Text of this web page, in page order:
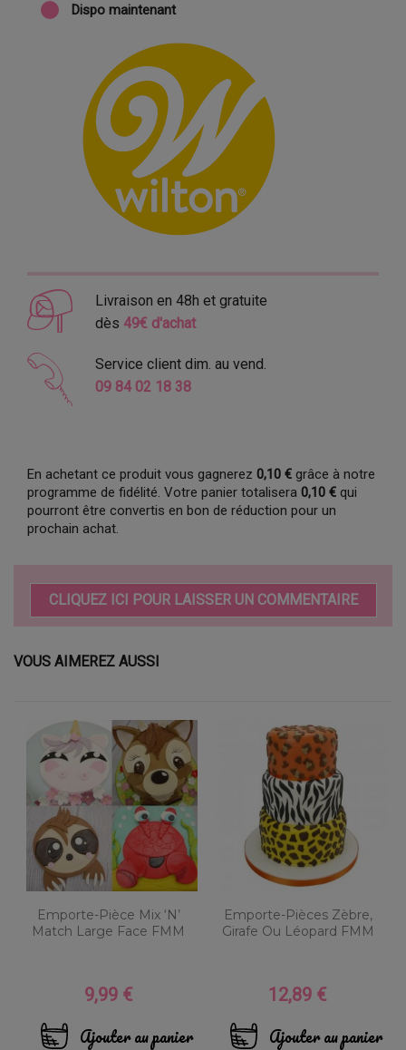
Dispo maintenant
Livraison en 48h et gratuite
dès 49€ d'achat
Service client dim. au vend.
09 84 02 18 38
En achetant ce produit vous gagnerez 0,10 € grâce à notre
programme de fidélité. Votre panier totalisera 0,10 € qui
pourront être convertis en bon de réduction pour un
prochain achat.
CLIQUEZ ICI POUR LAISSER UN COMMENTAIRE
VOUS AIMEREZ AUSSI
Emporte-Pièce Mix ‘N’
Match Large Face FMM
Prix
9,99 €
Ajouter au panier
Emporte-Pièces Zèbre,
Girafe Ou Léopard FMM
Prix
12,89 €
Ajouter au panier